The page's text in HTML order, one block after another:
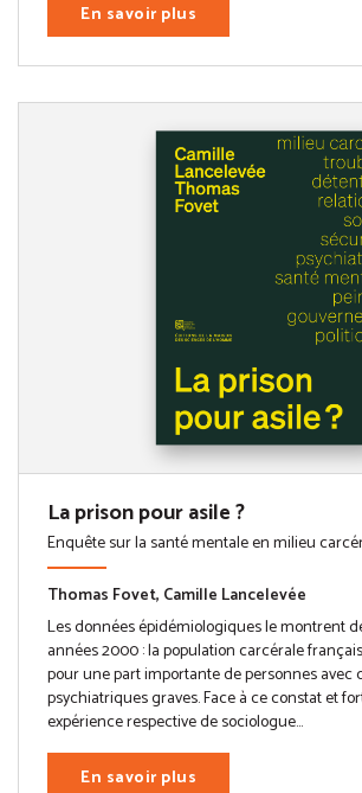
En savoir plus
La prison pour asile ?
Enquête sur la santé mentale en milieu
Thomas Fovet, Camille Lancelevée
Les données épidémiologiques le montrent
années 2000 : la population carcérale
pour une part importante de personnes avec
psychiatriques graves. Face à ce constat et
expérience respective de sociologue...
En savoir plus